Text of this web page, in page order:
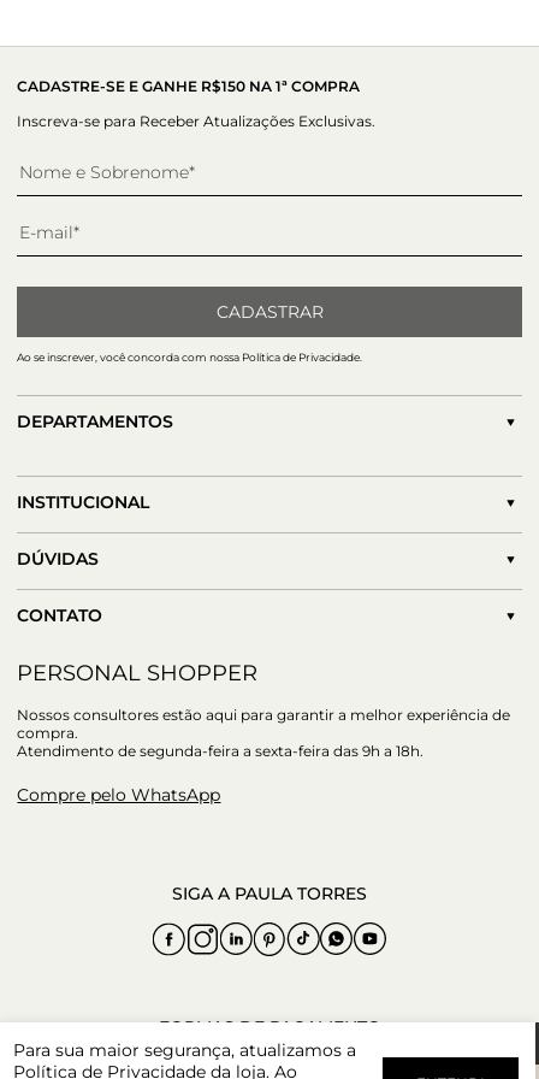
Para sua maior segurança, atualizamos a
Política de Privacidade da loja. Ao
elegância.
CADASTRE-SE E GANHE R$150 NA 1ª COMPRA
Inscreva-se para Receber Atualizações Exclusivas.
CADASTRAR
Ao se inscrever, você concorda com nossa Política de Privacidade.
DEPARTAMENTOS
INSTITUCIONAL
DÚVIDAS
CONTATO
PERSONAL SHOPPER
Nossos consultores estão aqui para garantir a melhor experiência de
compra.
Atendimento de segunda-feira a sexta-feira das 9h a 18h.
Compre pelo WhatsApp